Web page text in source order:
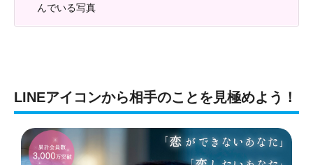
んでいる写真
LINEアイコンから相手のことを見極めよう！